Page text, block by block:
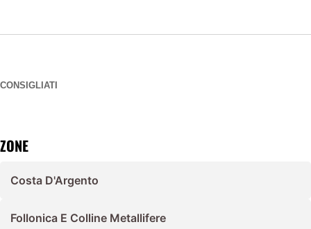
CONSIGLIATI
ZONE
Costa D'Argento
Follonica E Colline Metallifere